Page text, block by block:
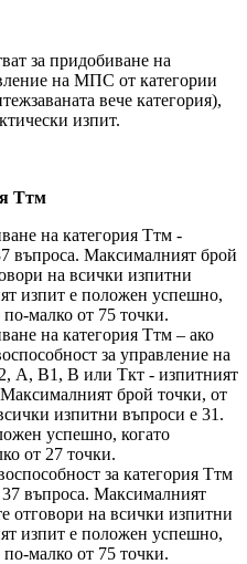
за придобиване на
на МПС от категории
вече категория),
изпит.
Ттм
на категория Ттм -
въпроса. Максималният брой
на всички изпитни
изпит е положен успешно,
малко от 75 точки.
на категория Ттм – ако
за управление на
А, В1, В или Ткт - изпитният
брой точки, от
изпитни въпроси е 31.
успешно, когато
от 27 точки.
за категория Ттм
въпроса. Максималният
отговори на всички изпитни
изпит е положен успешно,
малко от 75 точки.